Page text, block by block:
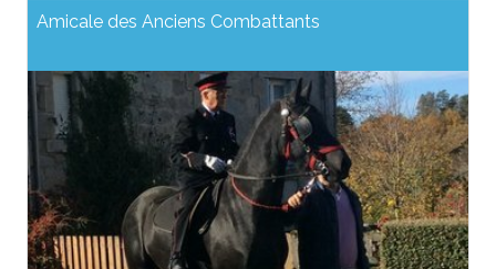
Amicale des Anciens Combattants